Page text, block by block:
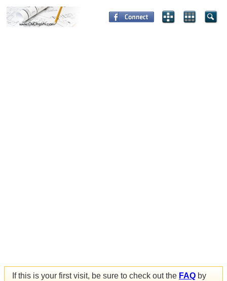
If this is your first visit, be sure to check out the FAQ by